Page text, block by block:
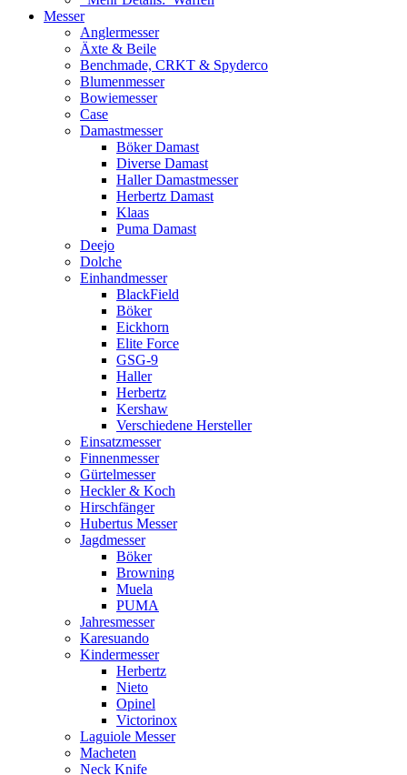
Messer
Anglermesser
Äxte & Beile
Benchmade, CRKT & Spyderco
Blumenmesser
Bowiemesser
Case
Damastmesser
Böker Damast
Diverse Damast
Haller Damastmesser
Herbertz Damast
Klaas
Puma Damast
Deejo
Dolche
Einhandmesser
BlackField
Böker
Eickhorn
Elite Force
GSG-9
Haller
Herbertz
Kershaw
Verschiedene Hersteller
Einsatzmesser
Finnenmesser
Gürtelmesser
Heckler & Koch
Hirschfänger
Hubertus Messer
Jagdmesser
Böker
Browning
Muela
PUMA
Jahresmesser
Karesuando
Kindermesser
Herbertz
Nieto
Opinel
Victorinox
Laguiole Messer
Macheten
Neck Knife